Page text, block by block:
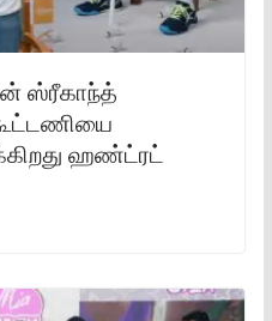
ஸ்ரீகாந்த்
ஹண்ட்ரட்